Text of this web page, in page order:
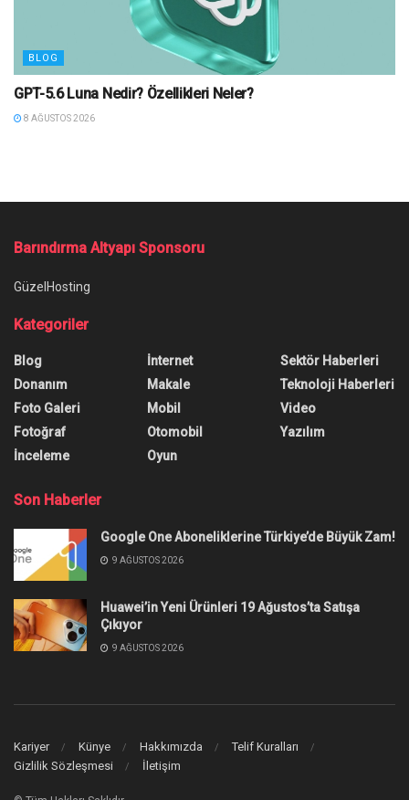
BLOG
GPT-5.6 Luna Nedir? Özellikleri Neler?
8 AĞUSTOS 2026
TikTok’ta Sadece Yazı
Paylaşma Dönemi Başlıyor
TikTok'ta sadece yazı paylaşma artık mümkün.
Kullanıcılar, fotoğraf ve video içerikli gönderilerin
yanı sıra yazı da paylaşabilecek.
Yazar: Burak Öz
0
Paylaşım
TikTok’ta sadece yazı paylaşma